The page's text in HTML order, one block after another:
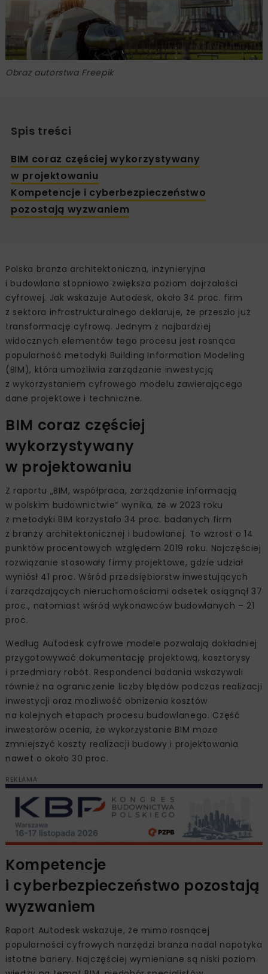
Obraz autorstwa Freepik
Spis treści
BIM coraz częściej wykorzystywany
w projektowaniu
Kompetencje i cyberbezpieczeństwo
pozostają wyzwaniem
Polska branża architektoniczna, inżynieryjna
i budowlana stopniowo zwiększa poziom dojrzałości
cyfrowej. Jak wskazuje Autodesk, około 34 proc. firm
z sektora infrastrukturalnego deklaruje, że przeszło już
transformację cyfrową. Jednym z najbardziej
widocznych elementów tego procesu jest rosnąca
popularność metodyki Building Information Modeling
(BIM), która umożliwia zarządzanie inwestycją
z wykorzystaniem cyfrowego modelu zawierającego
dane projektowe i techniczne.
BIM coraz częściej
wykorzystywany
w projektowaniu
Z raportu „BIM, współpraca, zarządzanie informacją
w polskim budownictwie” wynika, że w 2023 roku
z metodyki BIM korzystało 34 proc. badanych firm
z branży architektonicznej i budowlanej. To wzrost o 14
punktów procentowych względem 2019 roku. Najczęściej
rozwiązanie stosowały firmy projektowe, gdzie udział
wyniósł 41 proc. Wśród przedsiębiorstw inwestujących
i zarządzających nieruchomościami odsetek osiągnął 37
proc., natomiast wśród wykonawców budowlanych – 21
proc.
Według Autodesk cyfrowe modele pozwalają dokładniej
przygotowywać dokumentację projektową, kosztorysy
i przedmiary robót. Respondenci badania wskazywali
również na ograniczenie liczby błędów podczas realizacji
inwestycji oraz możliwość obniżenia kosztów
na kolejnych etapach procesu budowlanego. Część
inwestorów ocenia, że wykorzystanie BIM może
zmniejszyć koszty realizacji budowy i projektowania
nawet o około 30 proc.
REKLAMA
Kompetencje
i cyberbezpieczeństwo pozostają
wyzwaniem
Raport Autodesk wskazuje, że mimo rosnącej
popularności cyfrowych narzędzi branża nadal napotyka
istotne bariery. Najczęściej wymieniane są niski poziom